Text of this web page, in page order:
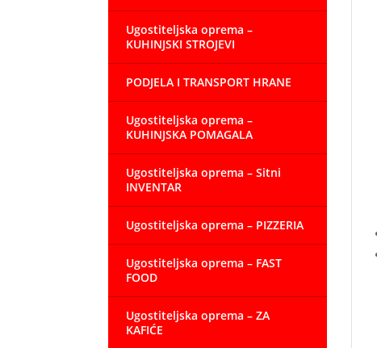
Ugostiteljska oprema –
KUHINJSKI STROJEVI
PODJELA I TRANSPORT HRANE
Ugostiteljska oprema –
KUHINJSKA POMAGALA
Ugostiteljska oprema – Sitni
INVENTAR
Ugostiteljska oprema – PIZZERIA
Ugostiteljska oprema – FAST
FOOD
Ugostiteljska oprema – ZA
KAFIĆE